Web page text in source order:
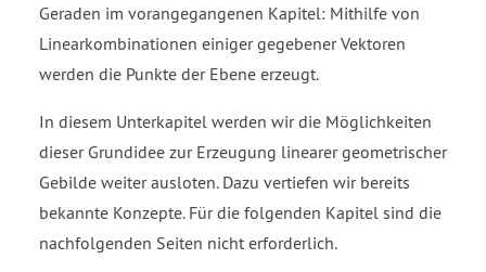
Geraden im vorangegangenen Kapitel: Mithilfe von
Linearkombinationen einiger gegebener Vektoren
werden die Punkte der Ebene erzeugt.
In diesem Unterkapitel werden wir die Möglichkeiten
dieser Grundidee zur Erzeugung linearer geometrischer
Gebilde weiter ausloten. Dazu vertiefen wir bereits
bekannte Konzepte. Für die folgenden Kapitel sind die
nachfolgenden Seiten nicht erforderlich.
Fehlerbeschreibung*